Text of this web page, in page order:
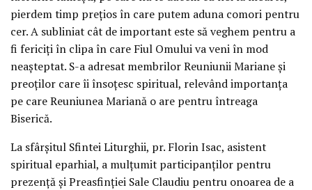
pierdem timp prețios în care putem aduna comori pentru
cer. A subliniat cât de important este să veghem pentru a
fi fericiți în clipa în care Fiul Omului va veni în mod
neașteptat. S-a adresat membrilor Reuniunii Mariane și
preoților care îi însoțesc spiritual, relevând importanța
pe care Reuniunea Mariană o are pentru întreaga
Biserică.
La sfârșitul Sfintei Liturghii, pr. Florin Isac, asistent
spiritual eparhial, a mulțumit participanților pentru
prezență și Preasfinției Sale Claudiu pentru onoarea de a